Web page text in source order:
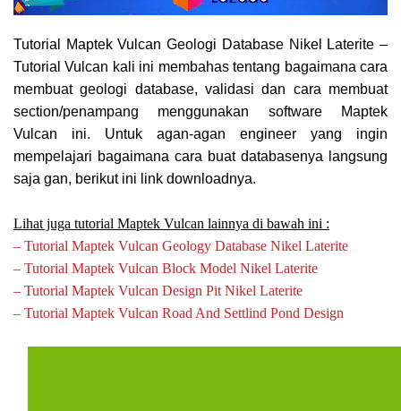
Tutorial Maptek Vulcan Geologi Database Nikel Laterite –
Tutorial Vulcan kali ini membahas tentang bagaimana cara
membuat geologi database, validasi dan cara membuat
section/penampang menggunakan software Maptek
Vulcan ini. Untuk agan-agan engineer yang ingin
mempelajari bagaimana cara buat databasenya langsung
saja gan, berikut ini link downloadnya.
Lihat juga tutorial Maptek Vulcan lainnya di bawah ini :
– Tutorial Maptek Vulcan Geology Database Nikel Laterite
– Tutorial Maptek Vulcan Block Model Nikel Laterite
– Tutorial Maptek Vulcan Design Pit Nikel Laterite
– Tutorial Maptek Vulcan Road And Settlind Pond Design